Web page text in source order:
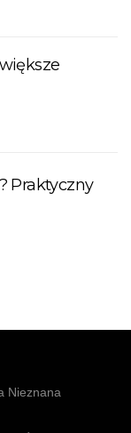
Praktyczny
Nieznana